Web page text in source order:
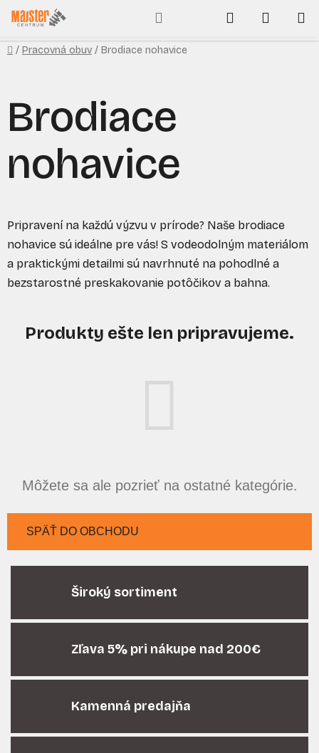
Prejsť
na
obsah
Hľadať
KOŠÍK
Domov
/ Pracovná obuv / Brodiace nohavice
Brodiace
nohavice
Pripravení na každú výzvu v prírode? Naše brodiace
nohavice sú ideálne pre vás! S vodeodolným materiálom
a praktickými detailmi sú navrhnuté na pohodlné a
bezstarostné preskakovanie potôčikov a bahna.
Produkty ešte len pripravujeme.
Môžete sa ale pozrieť na ostatné kategórie.
SPÄŤ DO OBCHODU
Široký sortiment
Zľava 5% pri nákupe nad 200€
Kamenná predajňa